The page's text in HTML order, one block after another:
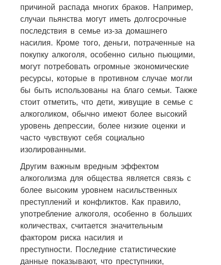
причиной распада многих браков. Например,
случаи пьянства могут иметь долгосрочные
последствия в семье из-за домашнего
насилия. Кроме того, деньги, потраченные на
покупку алкоголя, особенно сильно пьющими,
могут потребовать огромные экономические
ресурсы, которые в противном случае могли
бы быть использованы на благо семьи. Также
стоит отметить, что дети, живущие в семье с
алкоголиком, обычно имеют более высокий
уровень депрессии, более низкие оценки и
часто чувствуют себя социально
изолированными.
Другим важным вредным эффектом
алкоголизма для общества является связь с
более высоким уровнем насильственных
преступлений и конфликтов. Как правило,
употребление алкоголя, особенно в больших
количествах, считается значительным
фактором риска насилия и
преступности. Последние статистические
данные показывают, что преступники,